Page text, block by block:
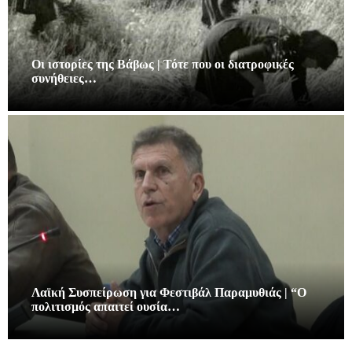
Οι ιστορίες της Βάβως | Τότε που οι διατροφικές
συνήθειες…
Λαϊκή Συσπείρωση για Φεστιβάλ Παραμυθιάς | “Ο
πολιτισμός απαιτεί ουσία…